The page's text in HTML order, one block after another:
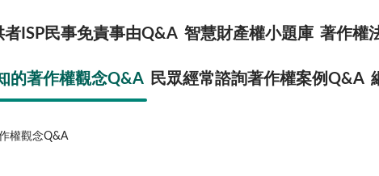
ISP民事免責事由Q&A 智慧財產權小題庫 著作權
的著作權觀念Q&A 民眾經常諮詢著作權案例Q&A
權觀念Q&A